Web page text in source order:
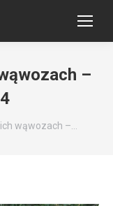
–
wąwozach –…